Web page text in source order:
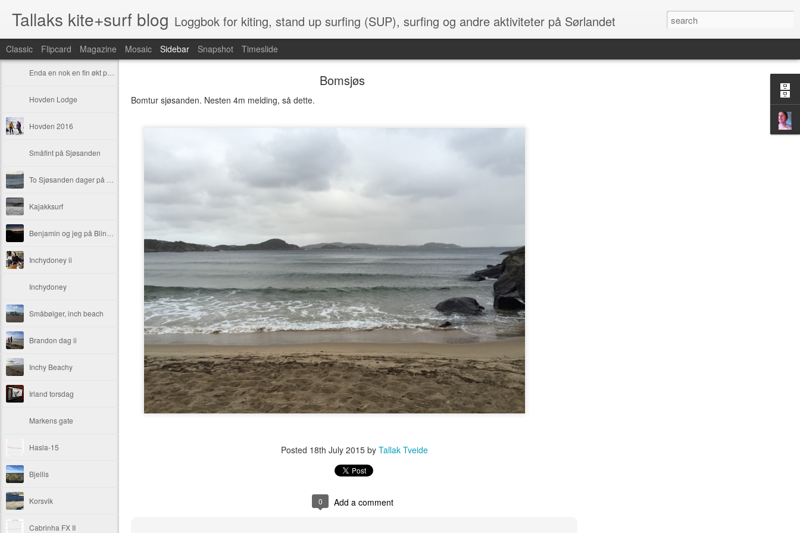
Tallaks kite+surf blog Loggbok for kiting, stand up surfing (SUP), surfing og andre aktiviteter på Sørlandet
Classic Flipcard Magazine Mosaic Sidebar Snapshot Timeslide
Hovden Lodge
Hovden 2016
Småfint på Sjøsanden
Kajakksurf
Inchydoney ii
Inchydoney
Småbølger, inch beach
Brandon dag ii
Inchy Beachy
Irland torsdag
Markens gate
Hasla-15
Bjellis
Korsvik
Cabrinha FX II
Bomsjøs
Bomtur sjøsanden. Nesten 4m melding, så dette.
Posted 18th July 2015by Tallak Tveide
0 Add a comment